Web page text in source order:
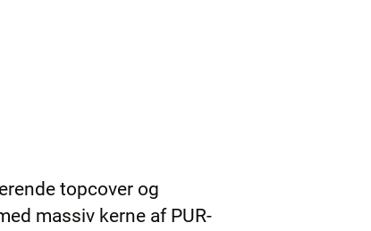
topcover og
massiv kerne af PUR-